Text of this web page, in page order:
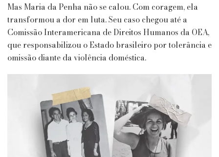
Mas Maria da Penha não se calou. Com coragem, ela
transformou a dor em luta. Seu caso chegou até a
Comissão Interamericana de Direitos Humanos da OEA,
que responsabilizou o Estado brasileiro por tolerância e
omissão diante da violência doméstica.